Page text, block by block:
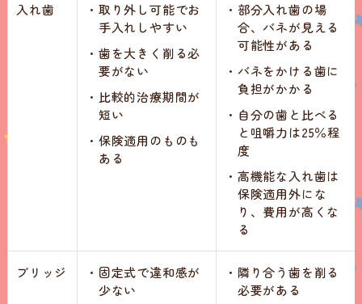
入れ歯 ・ 取り外し可能でお
手入れしやすい
・ 歯を大きく削る必
要がない
・ 比較的治療期間が
短い
・ 保険適用のものも
ある
・ 部分入れ歯の場
合、バネが見える
可能性がある
・ バネをかける歯に
負担がかかる
・ 自分の歯と比べる
と咀嚼力は25％程
度
・ 高機能な入れ歯は
保険適用外にな
り、費用が高くな
る
ブリッジ ・ 固定式で違和感が
少ない
・ 隣り合う歯を削る
必要がある